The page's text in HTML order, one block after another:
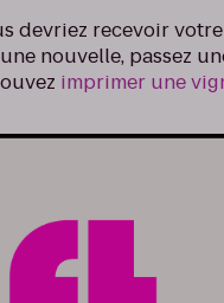
devriez recevoir
nouvelle, passez
imprimer une